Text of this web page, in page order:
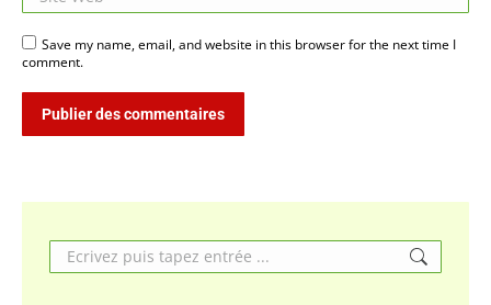
Save my name, email, and website in this browser for the next time I
comment.
Publier des commentaires
Search: